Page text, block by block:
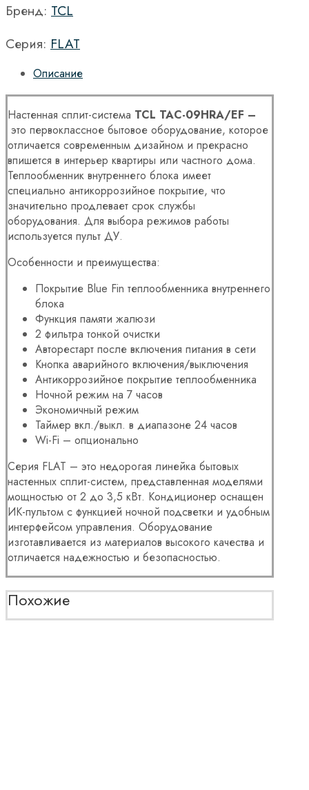
Бренд: TCL
Серия: FLAT
Описание
Настенная сплит-система TCL TAC-09HRA/EF –
это первоклассное бытовое оборудование, которое
отличается современным дизайном и прекрасно
впишется в интерьер квартиры или частного дома.
Теплообменник внутреннего блока имеет
специально антикоррозийное покрытие, что
значительно продлевает срок службы
оборудования. Для выбора режимов работы
используется пульт ДУ.
Особенности и преимущества:
Покрытие Blue Fin теплообменника внутреннего
блока
Функция памяти жалюзи
2 фильтра тонкой очистки
Авторестарт после включения питания в сети
Кнопка аварийного включения/выключения
Антикоррозийное покрытие теплообменника
Ночной режим на 7 часов
Экономичный режим
Таймер вкл./выкл. в диапазоне 24 часов
Wi-Fi – опционально
Серия FLAT – это недорогая линейка бытовых
настенных сплит-систем, представленная моделями
мощностью от 2 до 3,5 кВт. Кондиционер оснащен
ИК-пультом с функцией ночной подсветки и удобным
интерфейсом управления. Оборудование
изготавливается из материалов высокого качества и
отличается надежностью и безопасностью.
Похожие